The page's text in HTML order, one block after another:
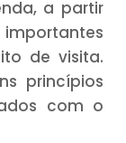
a partir
de visita.
princípios
com o